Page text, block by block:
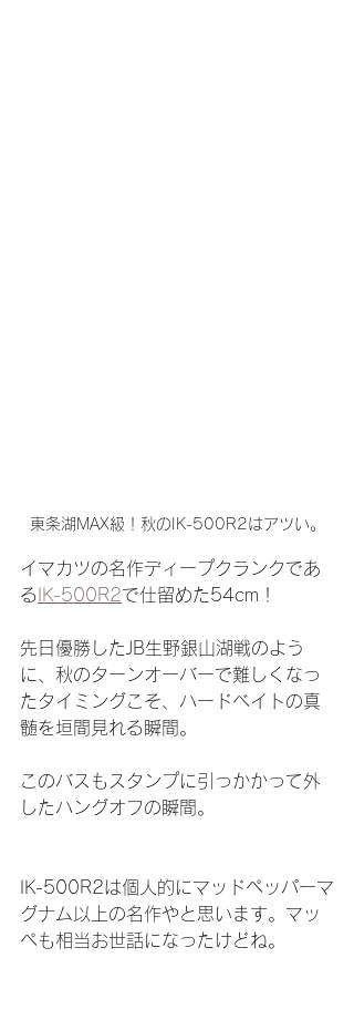
東条湖MAX級！秋のIK-500R2はアツい。
イマカツの名作ディープクランクであ
る IK-500R2で仕留めた54cm！
先日優勝したJB生野銀山湖戦のよう
に、秋のターンオーバーで難しくなっ
たタイミングこそ、ハードベイトの真
髄を垣間見れる瞬間。
このバスもスタンプに引っかかって外
したハングオフの瞬間。
IK-500R2は個人的にマッドペッパーマ
グナム以上の名作やと思います。マッ
ペも相当お世話になったけどね。